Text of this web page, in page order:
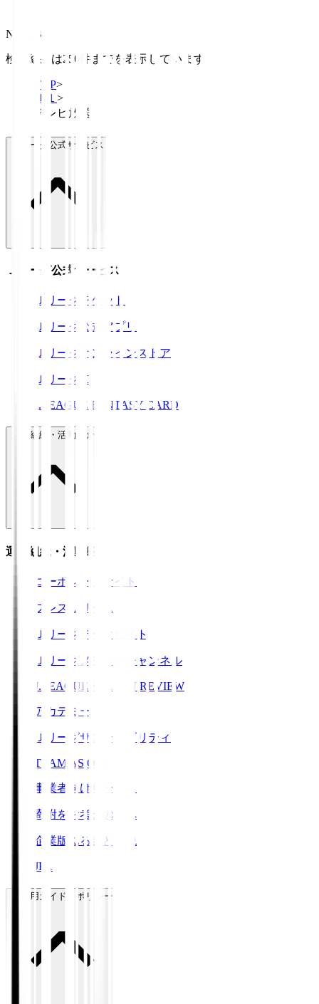
NHK BS
検索結果は250件までを表示しています
TOP>
Ｊ１ >
テレビ放送
Ｊリーグ公式サービス
Ｊリーグ公式サービス
Ｊリーグチケット
Ｊリーグ公式アプリ
Ｊリーグオンラインストア
ＪリーグID
J.LEAGUE FANTASY CARD
運営組織・活動紹介
運営組織・活動紹介
コーポレートサイト
プレスリリース
Ｊリーグデータサイト
Ｊリーグメディアチャンネル
J.LEAGUE SEASON REVIEW
アカデミー
Ｊリーグサステナビリティ
TEAM AS ONE
事業者向けサービス
寄附をお考えの方へ
企業版ふるさと納税
JFA
ご利用ガイド・ポリシー